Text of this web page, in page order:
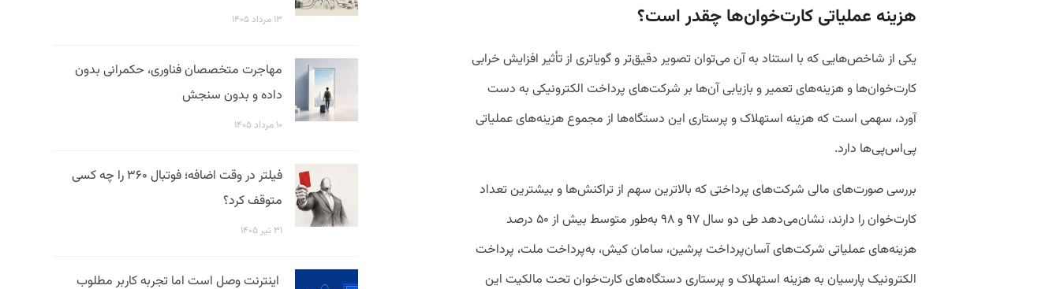
هزینه عملیاتی کارت‌خوان‌ها چقدر است؟
یکی از شاخص‌هایی که با استناد به آن می‌توان تصویر دقیق‌تر و گویاتری از تأثیر افزایش خرابی
کارت‌خوان‌ها و هزینه‌های تعمیر و بازیابی آن‌ها بر شرکت‌های پرداخت الکترونیکی به دست
آورد، سهمی است که هزینه استهلاک و پرستاری این دستگاه‌ها از مجموع هزینه‌های عملیاتی
پی‌اس‌پی‌ها دارد.
بررسی صورت‌های مالی شرکت‌های پرداختی که بالاترین سهم از تراکنش‌ها و بیشترین تعداد
کارت‌خوان را دارند، نشان‌می‌دهد طی دو سال ۹۷ و ۹۸ به‌طور متوسط بیش از ۵۰ درصد
هزینه‌های عملیاتی شرکت‌های آسان‌پرداخت پرشین، سامان کیش، به‌پرداخت ملت، پرداخت
الکترونیک پارسیان به هزینه استهلاک و پرستاری دستگاه‌های کارت‌خوان تحت مالکیت این
۱۳ مرداد ۱۴۰۵
مهاجرت متخصصان فناوری، حکمرانی بدون
داده و بدون سنجش
۱۰ مرداد ۱۴۰۵
فیلتر در وقت اضافه؛ فوتبال ۳۶۰ را چه کسی
متوقف کرد؟
۳۱ تیر ۱۴۰۵
اینترنت وصل است اما تجربه کاربر مطلوب